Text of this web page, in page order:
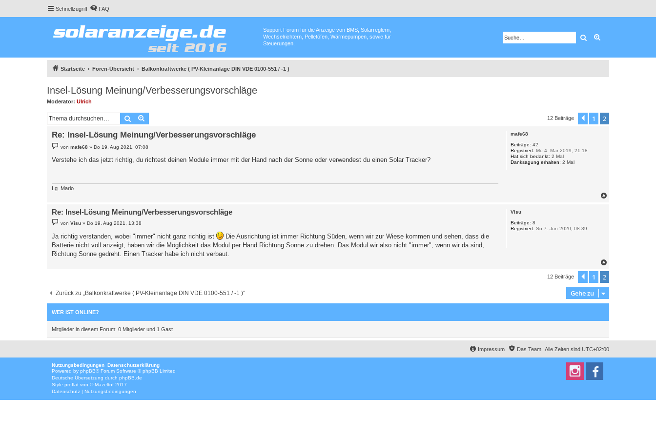
Schnellzugriff FAQ
Support Forum für die Anzeige von BMS, Solarreglern,
Wechselrichtern, Pelletöfen, Wärmepumpen, sowie für
Steuerungen.
Suche
Startseite Foren-Übersicht Balkonkraftwerke ( PV-Kleinanlage DIN VDE 0100-551 / -1 )
Insel-Lösung Meinung/Verbesserungsvorschläge
Moderator: Ulrich
Suche 12 Beiträge Vorherige
1 2
mafe68
Beiträge: 42
Registriert: Mo 4. Mär 2019, 21:18
Hat sich bedankt: 2 Mal
Danksagung erhalten: 2 Mal
Re: Insel-Lösung Meinung/Verbesserungsvorschläge
e
t
vonmafe68 »Do 19. Aug 2021, 07:08
Verstehe ich das jetzt richtig, du richtest deinen Module immer mit der Hand nach der Sonne oder verwendest du einen Solar Tracker?
Lg. Mario
Visu
Beiträge: 8
Registriert: So 7. Jun 2020, 08:39
Re: Insel-Lösung Meinung/Verbesserungsvorschläge
e
t
r
a
g
vonVisu »Do 19. Aug 2021, 13:38
Ja richtig verstanden, wobei "immer" nicht ganz richtig ist
Die Ausrichtung ist immer Richtung Süden, wenn wir zur Wiese kommen und sehen, dass die
Batterie nicht voll anzeigt, haben wir die Möglichkeit das Modul per Hand Richtung Sonne zu drehen. Das Modul wir also nicht "immer", wenn wir da sind,
Richtung Sonne gedreht. Einen Tracker habe ich nicht verbaut.
h
o
e
12 Beiträge Vorherige
1 2
Zurück zu „Balkonkraftwerke ( PV-Kleinanlage DIN VDE 0100-551 / -1 )“ Gehe zu
WER IST ONLINE?
Mitglieder in diesem Forum: 0 Mitglieder und 1 Gast
Alle Zeiten sind UTC+02:00
Das Team
Impressum
Nutzungsbedingungen Datenschutzerklärung
Powered by phpBB® Forum Software © phpBB Limited
Deutsche Übersetzung durch phpBB.de
Style proflat von ©Mazeltof 2017
Datenschutz | Nutzungsbedingungen